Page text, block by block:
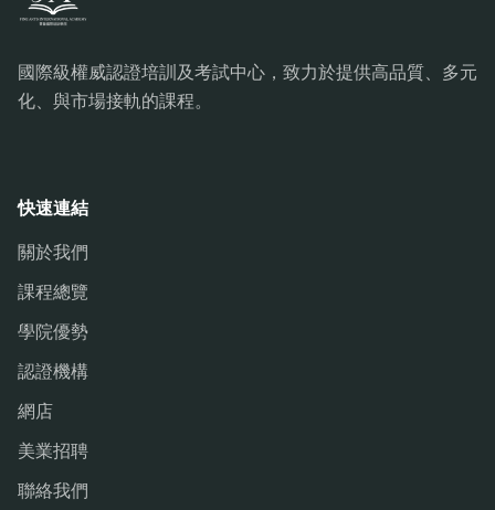
國際級權威認證培訓及考試中心，致力於提供高品質、多元
化、與市場接軌的課程。
快速連結
關於我們
課程總覽
學院優勢
認證機構
網店
美業招聘
聯絡我們